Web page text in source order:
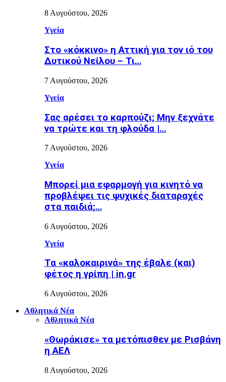
8 Αυγούστου, 2026
Υγεία
Στο «κόκκινο» η Αττική για τον ιό του
Δυτικού Νείλου – Τι…
7 Αυγούστου, 2026
Υγεία
Σας αρέσει το καρπούζι; Μην ξεχνάτε
να τρώτε και τη φλούδα |…
7 Αυγούστου, 2026
Υγεία
Μπορεί μια εφαρμογή για κινητό να
προβλέψει τις ψυχικές διαταραχές
στα παιδιά;…
6 Αυγούστου, 2026
Υγεία
Τα «καλοκαιρινά» της έβαλε (και)
φέτος η γρίπη | in.gr
6 Αυγούστου, 2026
Αθλητικά Νέα
Αθλητικά Νέα
«Θωράκισε» τα μετόπισθεν με Ρισβάνη
η ΑΕΛ
8 Αυγούστου, 2026